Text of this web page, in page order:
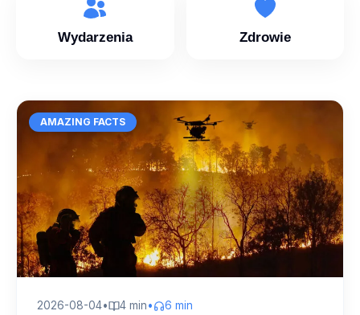
Wydarzenia Zdrowie
AMAZING FACTS
2026-08-04• 4 min• 6 min